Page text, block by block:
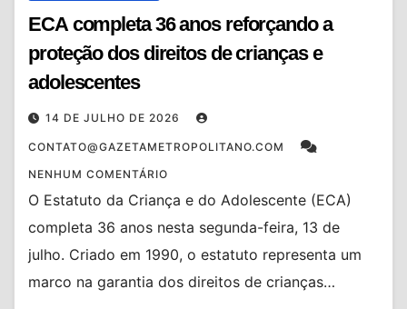
ECA completa 36 anos reforçando a
proteção dos direitos de crianças e
adolescentes
14 DE JULHO DE 2026
CONTATO@GAZETAMETROPOLITANO.COM
NENHUM COMENTÁRIO
O Estatuto da Criança e do Adolescente (ECA)
completa 36 anos nesta segunda-feira, 13 de
julho. Criado em 1990, o estatuto representa um
marco na garantia dos direitos de crianças…